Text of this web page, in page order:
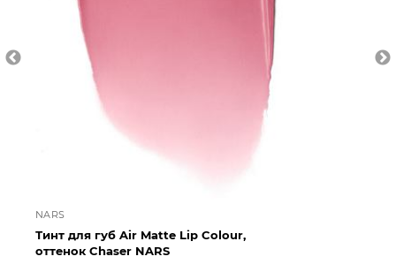
NARS
Тинт для губ Air Matte Lip Colour,
оттенок Chaser NARS